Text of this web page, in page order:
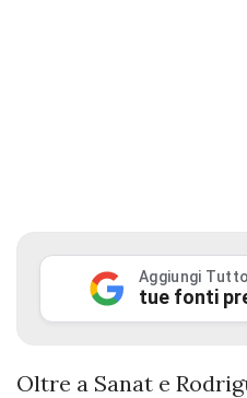
Aggiungi
tue fonti
Oltre a Sanat e